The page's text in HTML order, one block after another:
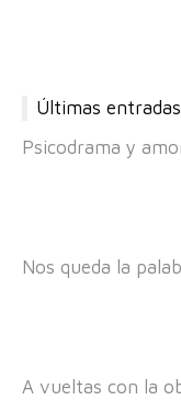
Últimas
Psicodrama y
Nos queda la
A vueltas con la